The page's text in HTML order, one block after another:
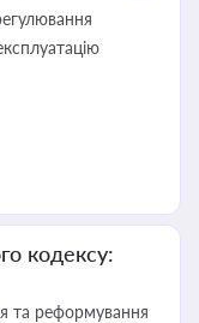
кодексу:
та реформування